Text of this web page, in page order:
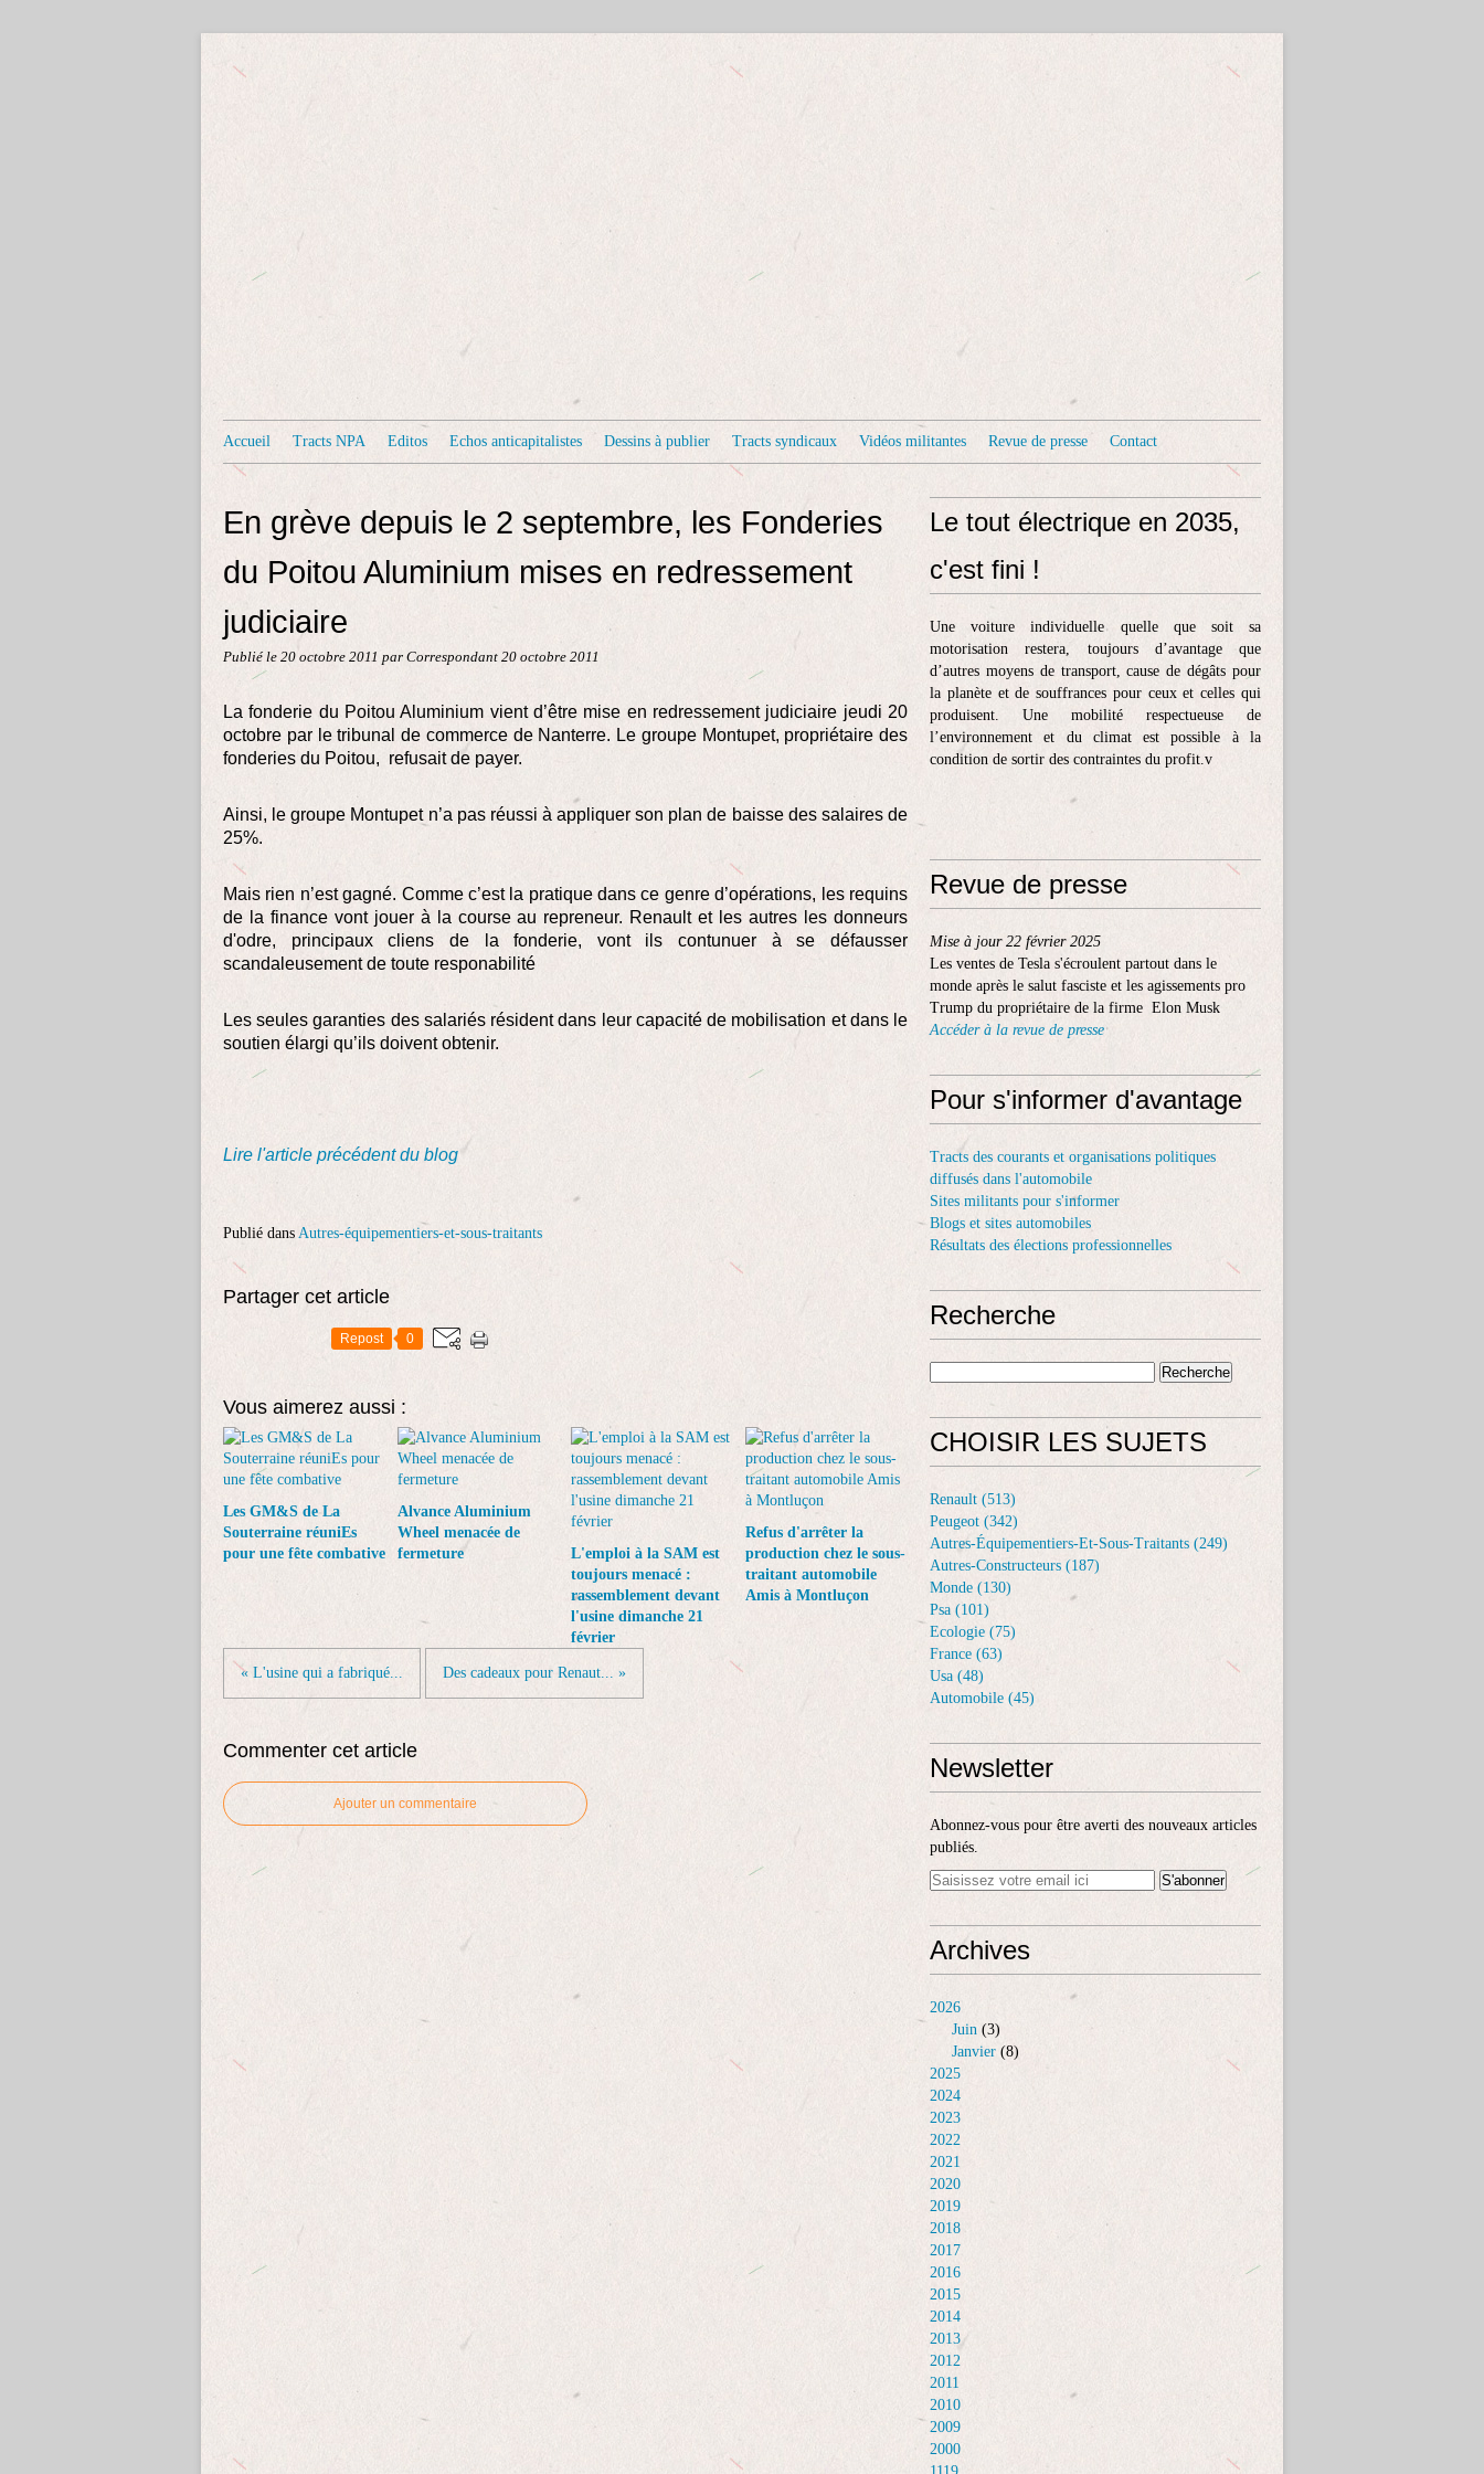
Accueil Tracts NPA Editos Echos anticapitalistes Dessins à publier Tracts syndicaux Vidéos militantes Revue de presse Contact
En grève depuis le 2 septembre, les Fonderies
du Poitou Aluminium mises en redressement
judiciaire
Publié le 20 octobre 2011 par Correspondant 20 octobre 2011
La fonderie du Poitou Aluminium vient d’être mise en redressement judiciaire jeudi 20
octobre par le tribunal de commerce de Nanterre. Le groupe Montupet, propriétaire des
fonderies du Poitou, refusait de payer.
Ainsi, le groupe Montupet n’a pas réussi à appliquer son plan de baisse des salaires de
25%.
Mais rien n’est gagné. Comme c’est la pratique dans ce genre d’opérations, les requins
de la finance vont jouer à la course au repreneur. Renault et les autres les donneurs
d'odre, principaux cliens de la fonderie, vont ils contunuer à se défausser
scandaleusement de toute responabilité
Les seules garanties des salariés résident dans leur capacité de mobilisation et dans le
soutien élargi qu’ils doivent obtenir.
Lire l'article précédent du blog
Publié dans Autres-équipementiers-et-sous-traitants
Partager cet article
Repost 0
Vous aimerez aussi :
Les GM&S de La
Souterraine réuniEs
pour une fête combative
Alvance Aluminium
Wheel menacée de
fermeture
L'emploi à la SAM est
toujours menacé :
rassemblement devant
l'usine dimanche 21
février
Refus d'arrêter la
production chez le sous-
traitant automobile
Amis à Montluçon
« L'usine qui a fabriqué... Des cadeaux pour Renaut... »
Commenter cet article
Ajouter un commentaire
Le tout électrique en 2035,
c'est fini !
Une voiture individuelle quelle que soit sa
motorisation restera, toujours d’avantage que
d’autres moyens de transport, cause de dégâts pour
la planète et de souffrances pour ceux et celles qui
produisent. Une mobilité respectueuse de
l’environnement et du climat est possible à la
condition de sortir des contraintes du profit.v
Revue de presse
Mise à jour 22 février 2025
Les ventes de Tesla s'écroulent partout dans le
monde après le salut fasciste et les agissements pro
Trump du propriétaire de la firme Elon Musk
Accéder à la revue de presse
Pour s'informer d'avantage
Tracts des courants et organisations politiques
diffusés dans l'automobile
Sites militants pour s'informer
Blogs et sites automobiles
Résultats des élections professionnelles
Recherche
CHOISIR LES SUJETS
Renault (513)
Peugeot (342)
Autres-Équipementiers-Et-Sous-Traitants (249)
Autres-Constructeurs (187)
Monde (130)
Psa (101)
Ecologie (75)
France (63)
Usa (48)
Automobile (45)
Newsletter
Abonnez-vous pour être averti des nouveaux articles
publiés.
Archives
2026
Juin (3)
Janvier (8)
2025
2024
2023
2022
2021
2020
2019
2018
2017
2016
2015
2014
2013
2012
2011
2010
2009
2000